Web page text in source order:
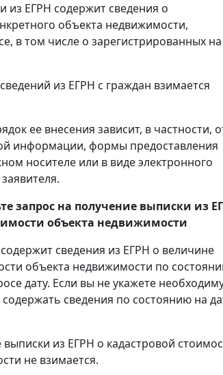
из ЕГРН содержит сведения о
объекта недвижимости,
в том числе о зарегистрированных на
из ЕГРН с граждан взимается
ее внесения зависит, в частности,
информации, формы предоставления
носителе или в виде электронного
запрос на получение выписки из
объекта недвижимости
сведения из ЕГРН о величине
объекта недвижимости по
дату. Если вы не укажете
содержать сведения по состоянию на
из ЕГРН о кадастровой
не взимается.